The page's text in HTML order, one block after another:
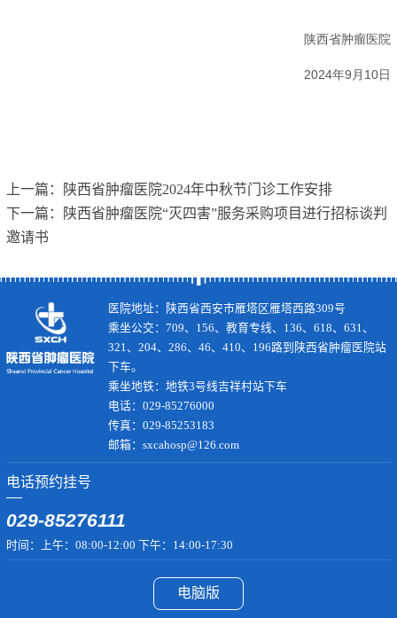
陕西省肿瘤医院
2024年9月10日
上一篇：
陕西省肿瘤医院2024年中秋节门诊工作安排
下一篇：
陕西省肿瘤医院“灭四害”服务采购项目进行招标谈判
邀请书
医院地址：陕西省西安市雁塔区雁塔西路309号
乘坐公交：709、156、教育专线、136、618、631、
321、204、286、46、410、196路到陕西省肿瘤医院站
下车。
乘坐地铁：地铁3号线吉祥村站下车
电话：029-85276000
传真：029-85253183
邮箱：sxcahosp@126.com
电话预约挂号
029-85276111
时间：上午：08:00-12:00 下午：14:00-17:30
电脑版